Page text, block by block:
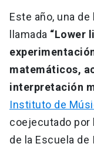
Este año, una
llamada “Lower
matemáticos,
interpretación
Instituto de
coejecutado por
de la Escuela de